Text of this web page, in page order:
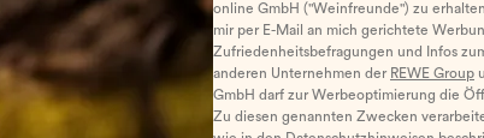
online GmbH ("Weinfreunde") zu
mir per E-Mail an mich gerichtete
Zufriedenheitsbefragungen und Infos
anderen Unternehmen der REWE Group
GmbH darf zur Werbeoptimierung die
Zu diesen genannten Zwecken